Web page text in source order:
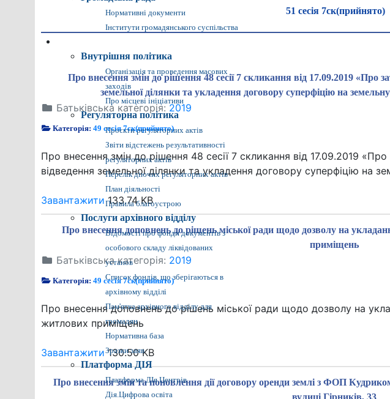
Нормативні документи
Інститути громадянського суспільства
Внутрішня політика
Організація та проведення масових
заходів
Про місцеві ініціативи
Регуляторна політика
Проєкти регуляторних актів
Звіти відстежень результативності
регуляторних актів
Перелік діючих регуляторних актів
План діяльності
Правила благоустрою
Послуги архівного відділу
Відомості про фонди документів з
особового складу ліквідованих
установ
Список фондів, що зберігаються в
архівному відділі
Пам'ятка архівного відділу для
громадян
Нормативна база
Зразки заяв
Платформа ДІЯ
Платформа ДІя.Центрів
Дія.Цифрова освіта
Про внесення змін до рішення 48 сесії 7 скликання від 17.09.2019 «Про
земельної ділянки та укладення договору суперфіцію на
Батьківська категорія: 2019
Категорія:49 сесія 7ск(прийнято)
Про внесення змін до рішення 48 сесії 7 скликання від 17.09.2019
відведення земельної ділянки та укладення договору суперфіцію на
Завантажити133.74 KB
Про внесення доповнень до рішень міської ради щодо дозволу на
приміщень
Батьківська категорія: 2019
Категорія:49 сесія 7ск(прийнято)
Про внесення доповнень до рішень міської ради щодо дозволу на
житлових приміщень
Завантажити130.50 KB
Про внесення змін та поновлення дії договору оренди землі з ФОП
вулиці Гірників, 33
51 сесія 7ск(прийнято)